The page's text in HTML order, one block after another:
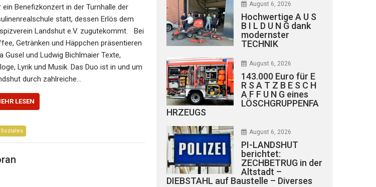
ein Benefizkonzert in der Turnhalle der
statt, dessen Erlös dem
Landshut e.V. zugutekommt. Bei
Getränken und Häppchen präsentieren
Gusel und Ludwig Bichlmaier Texte,
Lyrik und Musik. Das Duo ist in und um
durch zahlreiche…
LESEN
Soziales
August 6, 2026
Hochwertige A U S
B I L D U N G dank
modernster
TECHNIK
August 6, 2026
143.000 Euro für E
R S A T Z B E S C H
A F F U N G eines
LÖSCHGRUPPENFA
HRZEUGS
August 6, 2026
PI-LANDSHUT
berichtet:
ZECHBETRUG in der
Altstadt –
DIEBSTAHL auf Baustelle – Diverses